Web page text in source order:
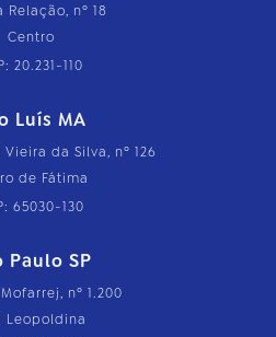
Relação, nº 18
Centro
20.231-110
Luís MA
da Silva, nº 126
de Fátima
65030-130
Paulo SP
nº 1.200
Leopoldina